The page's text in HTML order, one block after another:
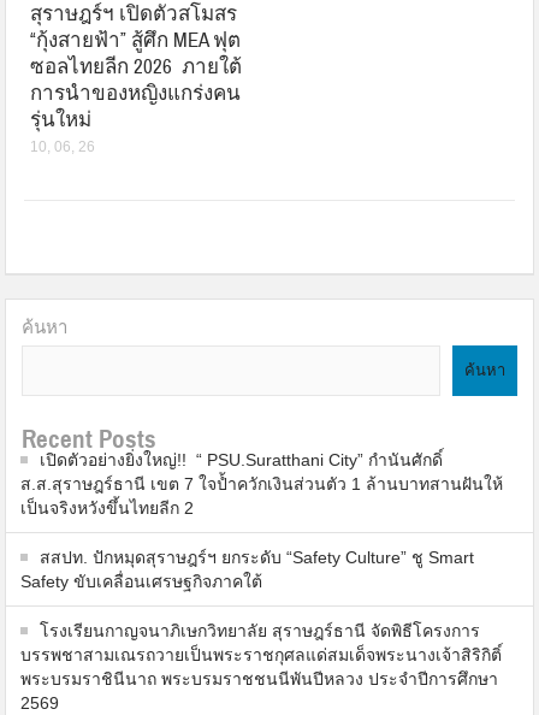
สุราษฎร์ฯ เปิดตัวสโมสร
“กุ้งสายฟ้า” สู้ศึก MEA ฟุต
ซอลไทยลีก 2026 ภายใต้
การนำของหญิงแกร่งคน
รุ่นใหม่
10, 06, 26
ค้นหา
ค้นหา
Recent Posts
เปิดตัวอย่างยิ่งใหญ่!! “ PSU.Suratthani City” กำนันศักดิ์
ส.ส.สุราษฎร์ธานี เขต 7 ใจป้ำควักเงินส่วนตัว 1 ล้านบาทสานฝันให้
เป็นจริงหวังขึ้นไทยลีก 2
สสปท. ปักหมุดสุราษฎร์ฯ ยกระดับ “Safety Culture” ชู Smart
Safety ขับเคลื่อนเศรษฐกิจภาคใต้
โรงเรียนกาญจนาภิเษกวิทยาลัย สุราษฎร์ธานี จัดพิธีโครงการ
บรรพชาสามเณรถวายเป็นพระราชกุศลแด่สมเด็จพระนางเจ้าสิริกิติ์
พระบรมราชินีนาถ พระบรมราชชนนีพันปีหลวง ประจำปีการศึกษา
2569